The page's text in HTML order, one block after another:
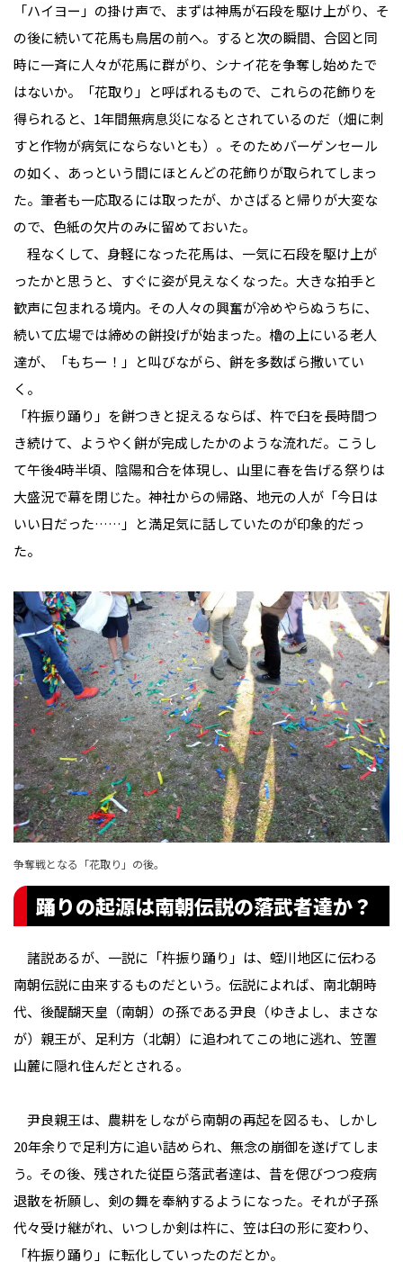
「ハイヨー」の掛け声で、まずは神馬が石段を駆け上がり、そ
の後に続いて花馬も鳥居の前へ。すると次の瞬間、合図と同
時に一斉に人々が花馬に群がり、シナイ花を争奪し始めたで
はないか。「花取り」と呼ばれるもので、これらの花飾りを
得られると、1年間無病息災になるとされているのだ（畑に刺
すと作物が病気にならないとも）。そのためバーゲンセール
の如く、あっという間にほとんどの花飾りが取られてしまっ
た。筆者も一応取るには取ったが、かさばると帰りが大変な
ので、色紙の欠片のみに留めておいた。
程なくして、身軽になった花馬は、一気に石段を駆け上が
ったかと思うと、すぐに姿が見えなくなった。大きな拍手と
歓声に包まれる境内。その人々の興奮が冷めやらぬうちに、
続いて広場では締めの餅投げが始まった。櫓の上にいる老人
達が、「もちー！」と叫びながら、餅を多数ばら撒いてい
く。
「杵振り踊り」を餅つきと捉えるならば、杵で臼を長時間つ
き続けて、ようやく餅が完成したかのような流れだ。こうし
て午後4時半頃、陰陽和合を体現し、山里に春を告げる祭りは
大盛況で幕を閉じた。神社からの帰路、地元の人が「今日は
いい日だった……」と満足気に話していたのが印象的だっ
た。
争奪戦となる「花取り」の後。
踊りの起源は南朝伝説の落武者達か？
諸説あるが、一説に「杵振り踊り」は、蛭川地区に伝わる
南朝伝説に由来するものだという。伝説によれば、南北朝時
代、後醍醐天皇（南朝）の孫である尹良（ゆきよし、まさな
が）親王が、足利方（北朝）に追われてこの地に逃れ、笠置
山麓に隠れ住んだとされる。
尹良親王は、農耕をしながら南朝の再起を図るも、しかし
20年余りで足利方に追い詰められ、無念の崩御を遂げてしま
う。その後、残された従臣ら落武者達は、昔を偲びつつ疫病
退散を祈願し、剣の舞を奉納するようになった。それが子孫
代々受け継がれ、いつしか剣は杵に、笠は臼の形に変わり、
「杵振り踊り」に転化していったのだとか――。